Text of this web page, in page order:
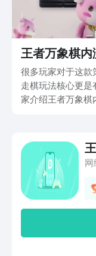
王者万象棋
很多玩家对于这款
走棋玩法核心更
家介绍王者万象棋
们现在直接开省
计有720元无门槛